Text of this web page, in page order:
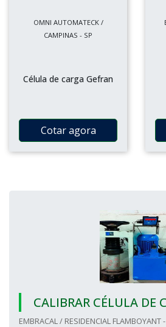
OMNI AUTOMATECK /
CAMPINAS - SP
Célula de carga Gefran
Cotar agora
CALIBRAR CÉLULA DE
EMBRACAL / RESIDENCIAL FLAMBOYANT